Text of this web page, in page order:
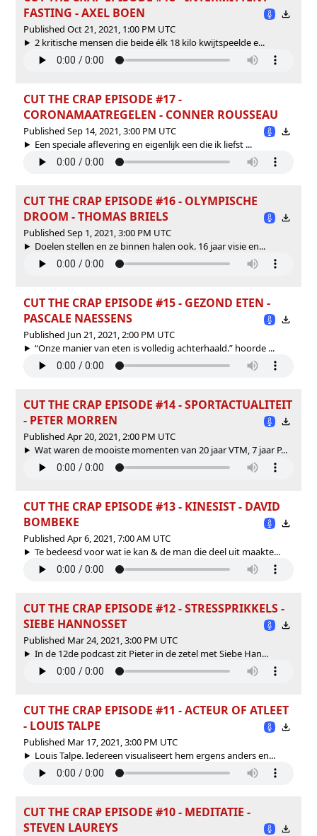
FASTING - AXEL BOEN
Published Oct 21, 2021, 1:00 PM UTC
2 kritische mensen die beide élk 18 kilo kwijtspeelde e...
CUT THE CRAP EPISODE #17 -
CORONAMAATREGELEN - CONNER ROUSSEAU
Published Sep 14, 2021, 3:00 PM UTC
Een speciale aflevering en eigenlijk een die ik liefst ...
CUT THE CRAP EPISODE #16 - OLYMPISCHE
DROOM - THOMAS BRIELS
Published Sep 1, 2021, 3:00 PM UTC
Doelen stellen en ze binnen halen ook. 16 jaar visie en...
CUT THE CRAP EPISODE #15 - GEZOND ETEN -
PASCALE NAESSENS
Published Jun 21, 2021, 2:00 PM UTC
“Onze manier van eten is volledig achterhaald.” hoorde ...
CUT THE CRAP EPISODE #14 - SPORTACTUALITEIT
- PETER MORREN
Published Apr 20, 2021, 2:00 PM UTC
Wat waren de mooiste momenten van 20 jaar VTM, 7 jaar P...
CUT THE CRAP EPISODE #13 - KINESIST - DAVID
BOMBEKE
Published Apr 6, 2021, 7:00 AM UTC
Te bedeesd voor wat ie kan & de man die deel uit maakte...
CUT THE CRAP EPISODE #12 - STRESSPRIKKELS -
SIEBE HANNOSSET
Published Mar 24, 2021, 3:00 PM UTC
In de 12de podcast zit Pieter in de zetel met Siebe Han...
CUT THE CRAP EPISODE #11 - ACTEUR OF ATLEET
- LOUIS TALPE
Published Mar 17, 2021, 3:00 PM UTC
Louis Talpe. Iedereen visualiseert hem ergens anders en...
CUT THE CRAP EPISODE #10 - MEDITATIE -
STEVEN LAUREYS